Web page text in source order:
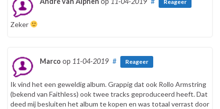
Reageer
Zeker
Marco op 11-04-2019 # Reageer
Ik vind het een geweldig album. Grappig dat ook Rollo Armstring
(bekend van Faithless) ook twee tracks geproduceerd heeft. Dat
deed mij besluiten het album te kopen en was totaal verrast door